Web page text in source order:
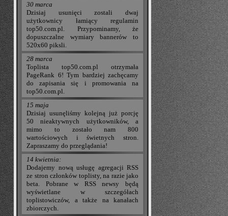
30 marca
Dzisiaj usunięci zostali dwaj
użytkownicy łamiący regulamin
top50.com.pl. Przypominamy, że
dopuszczalne wymiary bannerów to
520x60 piksli.
28 marca
Toplista top50.com.pl otrzymała
PageRank 6! Tym bardziej zachęcamy
do zapisania się i promowania na
top50.com.pl.
15 maja
Dzisiaj usunęliśmy kolejną już porcję
50 nieaktywnych użytkowników, a
mimo to zostało nam 800
wartościowych i świetnych stron.
Zapraszamy do przeglądania!
14 kwietnia:
Dodajemy nową usługę agregacji RSS
ze stron członków toplisty, na razie jako
beta. Pobrane w RSS newsy będą
wyświetlane w szczegółach
toplistowiczów, a także na kanałach
zbiorczych.